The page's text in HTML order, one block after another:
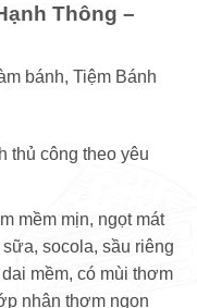
Thông –
bánh, Tiệm Bánh
thủ công theo yêu
mềm mịn, ngọt mát
socola, sầu riêng
mềm, có mùi thơm
nhân thơm ngon